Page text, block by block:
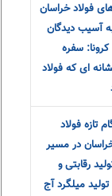
فولاد خراسان
آسيب ديدگان
سفره
ای که فولاد
تازه فولاد
در مسیر
رقابتی و
میلگرد آج